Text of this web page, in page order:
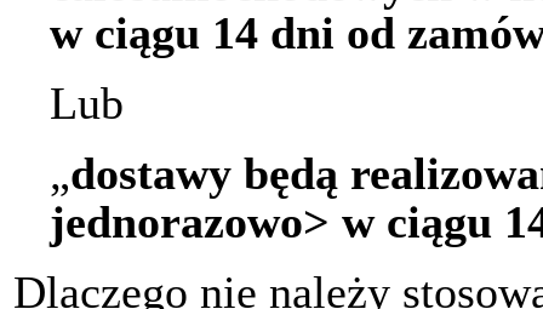
w ciągu 14 dni od
Lub
„dostawy będą
jednorazowo> w ciągu
Dlaczego nie należy